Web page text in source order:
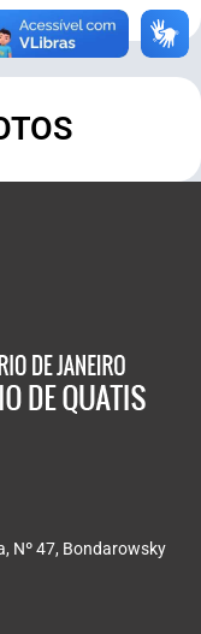
Nº 47, Bondarowsky